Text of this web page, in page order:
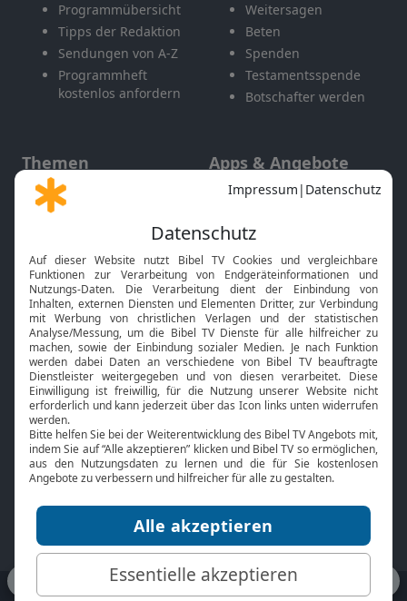
Programmübersicht
Tipps der Redaktion
Sendungen von A-Z
Programmheft
kostenlos anfordern
Weitersagen
Beten
Spenden
Testamentsspende
Botschafter werden
Themen
Gott und Bibel erklärt
Neuigkeiten
Apps & Angebote
Mobile App
Smart TV
HbbTV
Bibelthek Online-Bibel
Nächster Gottesdienst
Bibel TV
Über uns
Jobs
Mediadaten
Service
Kontakt
TV-Empfang
bibeltv.de: Impressum Datenschutz